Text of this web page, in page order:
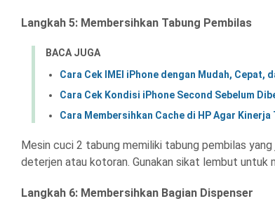
Langkah 5: Membersihkan Tabung Pembilas
BACA JUGA
Cara Cek IMEI iPhone dengan Mudah, Cepat,
Cara Cek Kondisi iPhone Second Sebelum
Cara Membersihkan Cache di HP Agar
Mesin cuci 2 tabung memiliki tabung pembilas
deterjen atau kotoran. Gunakan sikat lembut untuk
Langkah 6: Membersihkan Bagian Dispenser